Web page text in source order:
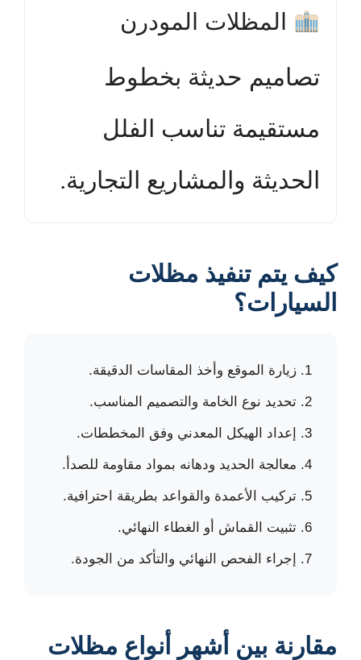
المظلات المودرن
تصاميم حديثة بخطوط
مستقيمة تناسب الفلل
الحديثة والمشاريع التجارية.
كيف يتم تنفيذ مظلات
السيارات؟
زيارة الموقع وأخذ المقاسات الدقيقة.
تحديد نوع الخامة والتصميم المناسب.
إعداد الهيكل المعدني وفق المخططات.
معالجة الحديد ودهانه بمواد مقاومة للصدأ.
تركيب الأعمدة والقواعد بطريقة احترافية.
تثبيت القماش أو الغطاء النهائي.
إجراء الفحص النهائي والتأكد من الجودة.
مقارنة بين أشهر أنواع مظلات